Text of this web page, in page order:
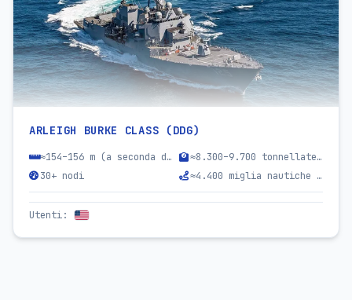
ARLEIGH BURKE CLASS (DDG)
≈154–156 m (a seconda della variante)
≈8.300–9.700 tonnellate (a pieno carico)
30+ nodi
≈4.400 miglia nautiche a 20 nodi
Utenti: